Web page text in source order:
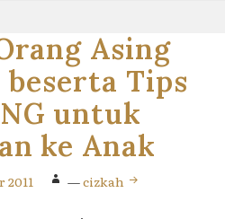
Asing
Tips
untuk
ke Anak
2011 —cizkah